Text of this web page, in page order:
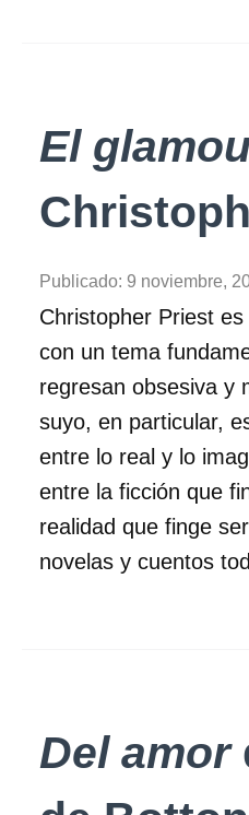
El
Publicado: 9 noviembre,
Christopher Priest
con un tema
regresan obsesiva y
suyo, en particular,
entre lo real y lo
entre la ficción que
realidad que finge
novelas y cuentos
Del amor